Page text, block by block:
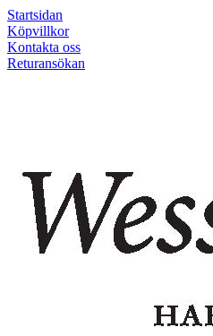
Startsidan
Köpvillkor
Kontakta oss
Returansökan